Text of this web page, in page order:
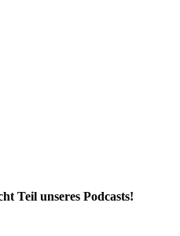
Teil unseres Podcasts!